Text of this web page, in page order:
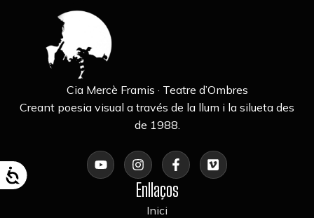
Cia Mercè Framis · Teatre d’Ombres
Creant poesia visual a través de la llum i la silueta des
de 1988.
Enllaços
Inici